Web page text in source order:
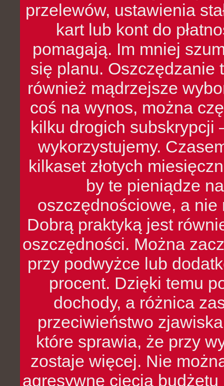
przelewów, ustawienia
kart lub kont do
pomagają. Im mniej
się planu. Oszczędzanie
również mądrzejsze
coś na wynos, można
kilku drogich subskrypcji
wykorzystujemy.
kilkaset złotych
by te pieniądze
oszczędnościowe, a nie
Dobrą praktyką jest
oszczędności. Można
przy podwyżce lub
procent. Dzięki temu
dochody, a różnica
przeciwieństwo
które sprawia, że przy
zostaje więcej. Nie
agresywne cięcia